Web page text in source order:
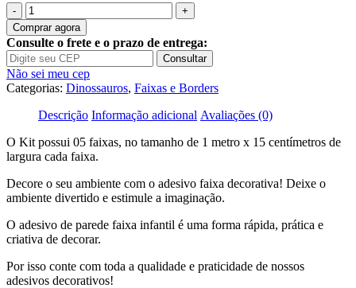
Quantidade
de
Adesivo
Infantil
Faixa
Border
Dino
Dinossauros
B391
Comprar agora
Consulte o frete e o prazo de entrega:
Consultar
Não sei meu cep
Categorias: Dinossauros, Faixas e Borders
Descrição Informação adicional Avaliações (0)
O Kit possui 05 faixas, no tamanho de 1 metro x 15 centímetros de
largura cada faixa.
Decore o seu ambiente com o adesivo faixa decorativa! Deixe o
ambiente divertido e estimule a imaginação.
O adesivo de parede faixa infantil é uma forma rápida, prática e
criativa de decorar.
Por isso conte com toda a qualidade e praticidade de nossos
adesivos decorativos!